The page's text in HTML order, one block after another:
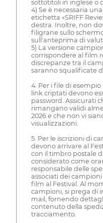
sottotitoli in inglese o
4) Se è necessaria
etichetta «SRIFF
destra. Inoltre, non
filigrane sullo
sull'anteprima di
5) La versione
corrispondere al film
discrepanze tra il
saranno squalificate
4. Per i file di
link criptati devono
password. Assicurati
rimangano validi
2026 e che non vi
visualizzazioni.
5. Per le iscrizioni di
devono arrivare al
con il timbro postale
considerato come
responsabile delle
associati dei
film al Festival. Al
campioni, si prega di
mail, fornendo
contenuto della
tracciamento.